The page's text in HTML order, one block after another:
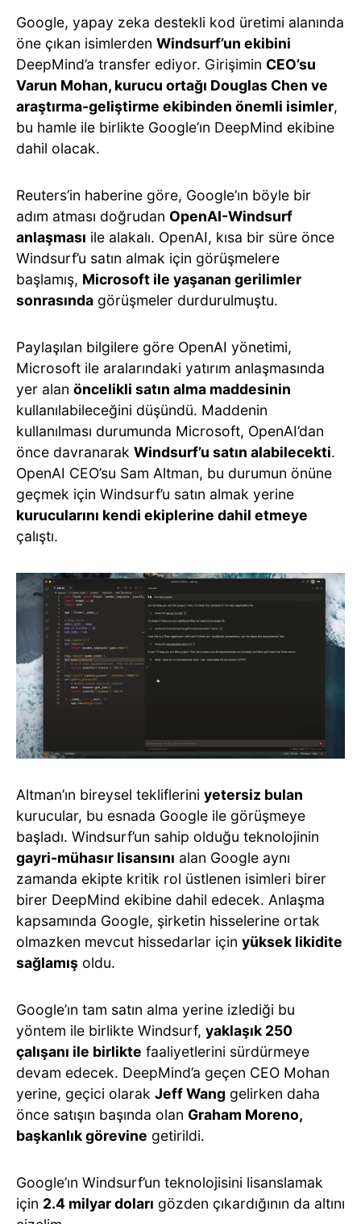
Google, yapay zeka destekli kod üretimi alanında
öne çıkan isimlerden Windsurf’un ekibini
DeepMind’a transfer ediyor. Girişimin CEO’su
Varun Mohan, kurucu ortağı Douglas Chen ve
araştırma-geliştirme ekibinden önemli isimler,
bu hamle ile birlikte Google’ın DeepMind ekibine
dahil olacak.
Reuters’in haberine göre, Google’ın böyle bir
adım atması doğrudan OpenAI-Windsurf
anlaşması ile alakalı. OpenAI, kısa bir süre önce
Windsurf’u satın almak için görüşmelere
başlamış, Microsoft ile yaşanan gerilimler
sonrasında görüşmeler durdurulmuştu.
Paylaşılan bilgilere göre OpenAI yönetimi,
Microsoft ile aralarındaki yatırım anlaşmasında
yer alan öncelikli satın alma maddesinin
kullanılabileceğini düşündü. Maddenin
kullanılması durumunda Microsoft, OpenAI’dan
önce davranarak Windsurf’u satın alabilecekti.
OpenAI CEO’su Sam Altman, bu durumun önüne
geçmek için Windsurf’u satın almak yerine
kurucularını kendi ekiplerine dahil etmeye
çalıştı.
Altman’ın bireysel tekliflerini yetersiz bulan
kurucular, bu esnada Google ile görüşmeye
başladı. Windsurf’un sahip olduğu teknolojinin
gayri-mühasır lisansını alan Google aynı
zamanda ekipte kritik rol üstlenen isimleri birer
birer DeepMind ekibine dahil edecek. Anlaşma
kapsamında Google, şirketin hisselerine ortak
olmazken mevcut hissedarlar için yüksek likidite
sağlamış oldu.
Google’ın tam satın alma yerine izlediği bu
yöntem ile birlikte Windsurf, yaklaşık 250
çalışanı ile birlikte faaliyetlerini sürdürmeye
devam edecek. DeepMind’a geçen CEO Mohan
yerine, geçici olarak Jeff Wang gelirken daha
önce satışın başında olan Graham Moreno,
başkanlık görevine getirildi.
Google’ın Windsurf’un teknolojisini lisanslamak
için 2.4 milyar doları gözden çıkardığının da altını